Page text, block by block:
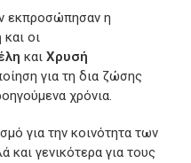
εκπροσώπησαν η
και οι
καιΧρυσή
για τη δια ζώσης
χρόνια.
για την κοινότητα των
και γενικότερα για τους